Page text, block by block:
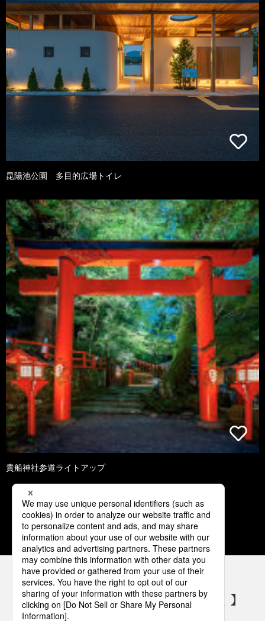
昆陽池公園 多目的広場トイレ
貴船神社参道ライトアップ
1 2 3 4 5
パナソニックの電気設備 SNSアカウント